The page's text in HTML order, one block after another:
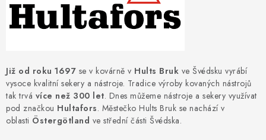
JÍDLO NA CESTY
Způsob dopravy a platby
Obchodní podmínky
Podmínky ochrany osobních údajů
Již od roku 1697 se v kovárně v Hults Bruk ve Švédsku vyrábí
vysoce kvalitní sekery a nástroje. Tradice výroby kovaných nástrojů
tak trvá více než 300 let. Dnes můžeme nástroje a sekery využívat
pod značkou Hultafors. Městečko Hults Bruk se nachází v
oblasti Östergötland ve střední části Švédska.